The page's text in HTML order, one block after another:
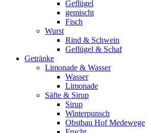
Geflügel
gemischt
Fisch
Wurst
Rind & Schwein
Geflügel & Schaf
Getränke
Limonade & Wasser
Wasser
Limonade
Säfte & Sirup
Sirup
Winterpunsch
Obstbau Hof Medewege